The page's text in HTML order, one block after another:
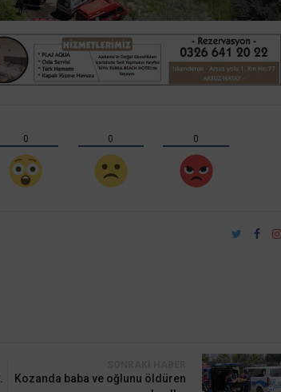
0 0 0
Kozanda baba ve oğlunu öldüren